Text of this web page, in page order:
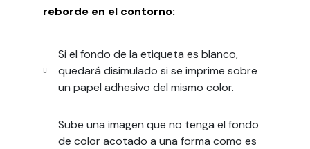
reborde en el contorno:
Si el fondo de la etiqueta es blanco,
quedará disimulado si se imprime sobre
un papel adhesivo del mismo color.
Sube una imagen que no tenga el fondo
de color acotado a una forma como es